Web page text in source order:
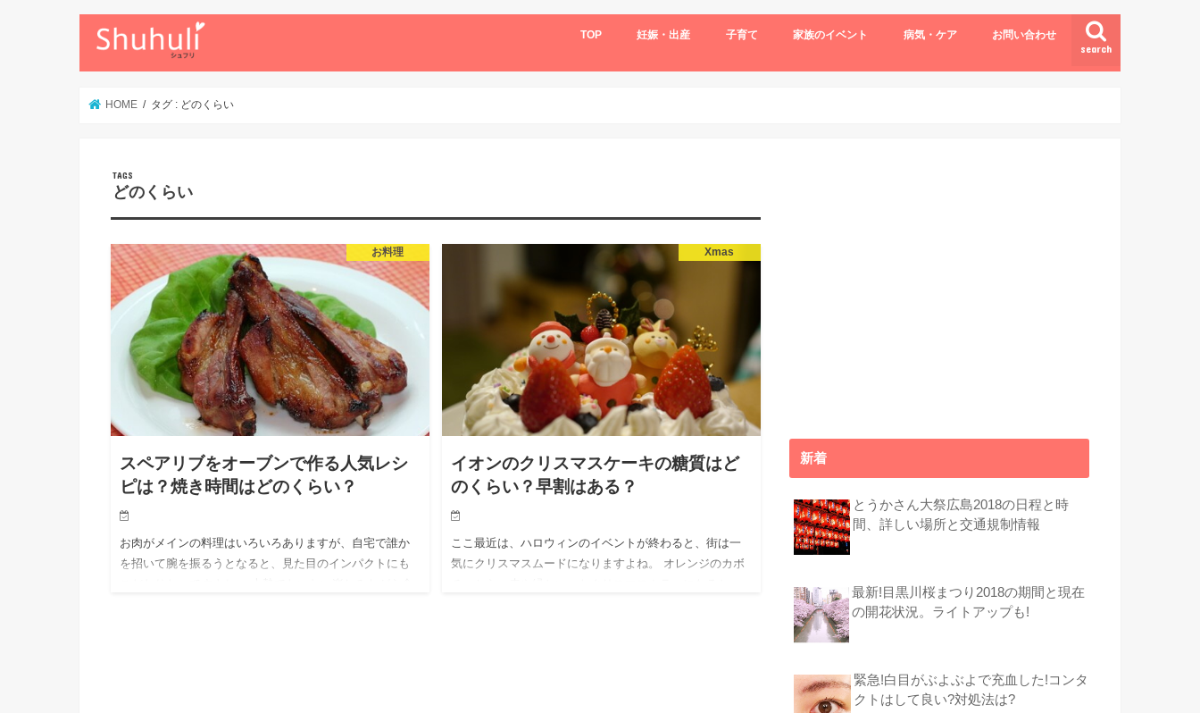
search
TOP 妊娠・出産 子育て 家族のイベント 病気・ケア お問い合わせ
HOME タグ : どのくらい
どのくらい
お料理
スペアリブをオーブンで作る人気レシ
ピは？焼き時間はどのくらい？
お肉がメインの料理はいろいろありますが、自宅で誰か
を招いて腕を振るうとなると、見た目のインパクトにも
Xmas
イオンのクリスマスケーキの糖質はど
のくらい？早割はある？
ここ最近は、ハロウィンのイベントが終わると、街は一
気にクリスマスムードになりますよね。 オレンジのカボ
新着
とうかさん大祭広島2018の日程と時
間、詳しい場所と交通規制情報
最新!目黒川桜まつり2018の期間と現在
の開花状況。ライトアップも!
緊急!白目がぶよぶよで充血した!コンタ
クトはして良い?対処法は?